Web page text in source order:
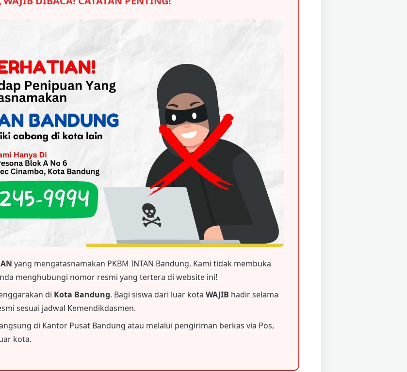
yang mengatasnamakan PKBM INTAN Bandung. Kami tidak membuka
menghubungi nomor resmi yang tertera di website ini!
di Kota Bandung. Bagi siswa dari luar kota WAJIB hadir selama
sesuai jadwal Kemendikdasmen.
di Kantor Pusat Bandung atau melalui pengiriman berkas via Pos,
kota.